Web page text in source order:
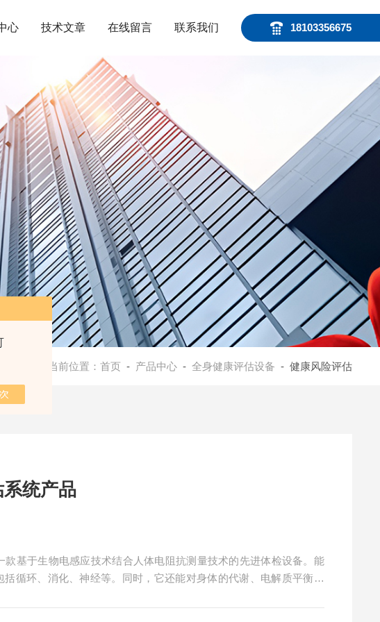
18103356675
心 技术文章 在线留言 联系我们
当前位置： 首页 - 产品中心- 全身健康评估设备 - 健康风险评估
统产品
款基于生物电感应技术结合人体电阻抗测量技术的先进体检设备。能
循环、消化、神经等。同时，它还能对身体的代谢、电解质平衡、